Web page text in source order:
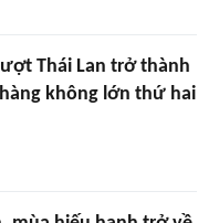
Thái Lan trở thành
không lớn thứ hai